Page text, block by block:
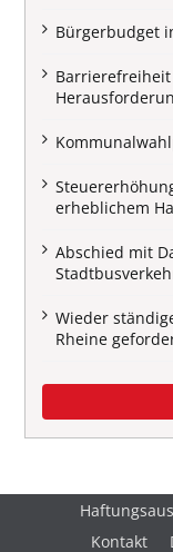
Bürgerbudget
erheblichem
Abschied mit
Wieder
Rheine
Kontakt